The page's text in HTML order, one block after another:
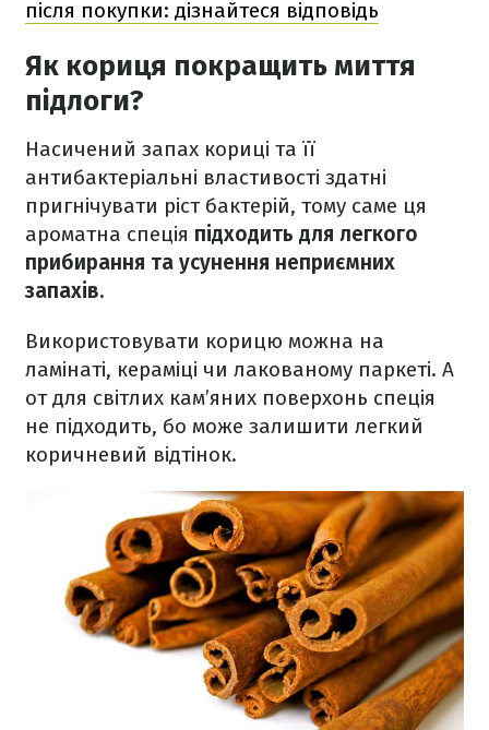
після покупки: дізнайтеся відповідь
Як кориця покращить миття
підлоги?
Насичений запах кориці та її
антибактеріальні властивості здатні
пригнічувати ріст бактерій, тому саме ця
ароматна спеція підходить для легкого
прибирання та усунення неприємних
запахів.
Використовувати корицю можна на
ламінаті, кераміці чи лакованому паркеті. А
от для світлих кам’яних поверхонь спеція
не підходить, бо може залишити легкий
коричневий відтінок.